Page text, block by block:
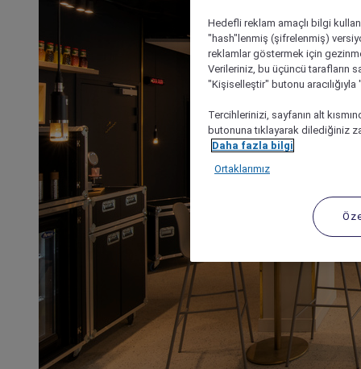
Hedefli reklam amaçlı bilgi
"hash"lenmiş (şifrelenmiş)
reklamlar göstermek için
Verileriniz, bu üçüncü tarafların
"Kişiselleştir" butonu
Tercihlerinizi, sayfanın alt
butonuna tıklayarak dilediğiniz
Daha fazla bilgi
Ortaklarımız